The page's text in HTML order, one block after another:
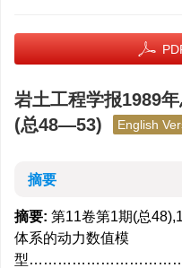
岩土工程学报1989
(总48—53)
English
摘要
摘要: 第11卷第1期(总
体系的动力数值模
型